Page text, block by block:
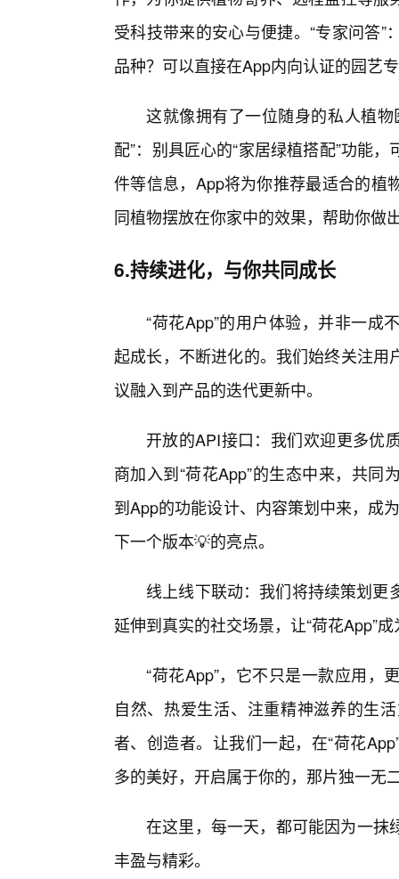
受科技带来的安心与便捷。“专家问答
品种？可以直接在App内向认证的园艺
这就像拥有了一位随身的私人植
配”：别具匠心的“家居绿植搭配”功能
件等信息，App将为你推荐最适合的植
同植物摆放在你家中的效果，帮助你做
6.持续进化，与你共同成长
“荷花App”的用户体验，并非一成
起成长，不断进化的。我们始终关注
议融入到产品的迭代更新中。
开放的API接口：我们欢迎更多优
商加入到“荷花App”的生态中来，共
到App的功能设计、内容策划中来，成
下一个版本💡的亮点。
线上线下联动：我们将持续策划
延伸到真实的社交场景，让“荷花App”
“荷花App”，它不只是一款应用，
自然、热爱生活、注重精神滋养的生
者、创造者。让我们一起，在“荷花
多的美好，开启属于你的，那片独一无
在这里，每一天，都可能因为一抹
丰盈与精彩。